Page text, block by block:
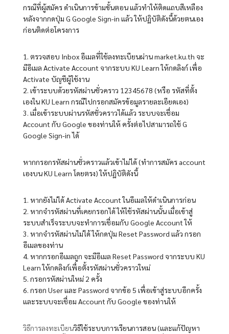
กรณีที่ผู้สมัคร ดำเนินการข้ามขั้นตอน แล้วทำให้ติดแถบสีเหลือง
หลังจากกดปุ่ม G Google Sign-in แล้ว ให้ปฏิบัติดังนี้ด้วยตนเอง
ก่อนติดต่อโครงการ
1. ตรวจสอบ Inbox อีเมลที่ใช้ลงทะเบียนผ่าน market.ku.th จะ
มีอีเมล Activate Account จากระบบ KU Learn ให้กดลิงก์ เพื่อ
Activate บัญชีผู้ใช้งาน
2. เข้าระบบด้วยรหัสผ่านชั่วคราว 12345678 (หรือ รหัสที่ตั้ง
เองใน KU Learn กรณีไปกรอกสมัครข้อมูลรายละเอียดเอง)
3. เมื่อเข้าระบบผ่านรหัสชั่วคราวได้แล้ว ระบบจะเชื่อม
Account กับ Google ของท่านให้ ครั้งต่อไปสามารถใช้ G
Google Sign-in ได้
หากกรอกรหัสผ่านชั่วคราวแล้วเข้าไม่ได้ (ทำการสมัคร account
เองบน KU Learn โดยตรง) ให้ปฏิบัติดังนี้
1. หากยังไม่ได้ Activate Account ในอีเมลให้ดำเนินการก่อน
2. หากจำรหัสผ่านที่เคยกรอกได้ ให้ใช้รหัสผ่านนั้น เมื่อเข้าสู่
ระบบสำเร็จระบบจะทำการเชื่อมกับ Google Account ให้
3. หากจำรหัสผ่านไม่ได้ ให้กดปุ่ม Reset Password แล้ว กรอก
อีเมลของท่าน
4. หากกรอกอีเมลถูก จะมีอีเมล Reset Password จากระบบ KU
Learn ให้กดลิงก์เพื่อตั้งรหัสผ่านชั่วคราวใหม่
5. กรอกรหัสผ่านใหม่ 2 ครั้ง
6. กรอก User และ Password จากข้อ 5 เพื่อเข้าสู่ระบบอีกครั้ง
และระบบจะเชื่อม Account กับ Google ของท่านให้
วิธีการลงทะเบียนวิธีใช้ระบบการเรียนการสอน (และแก้ปัญหา